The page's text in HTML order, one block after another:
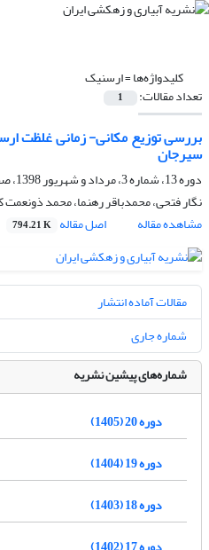
کلیدواژه‌ها =ارسنیک
تعداد مقالات: 1
بررسی توزیع مکانی- زمانی غلظت
سیرجان
دوره 13، شماره 3، مرداد و شهریور 1398، صفحه
نگار فتحی، محمدباقر رهنما، محمد ذونعمت
مشاهده مقاله
اصل مقاله 794.21 K
مقالات آماده انتشار
شماره جاری
شماره‌های پیشین نشریه
دوره 20 (1405)
دوره 19 (1404)
دوره 18 (1403)